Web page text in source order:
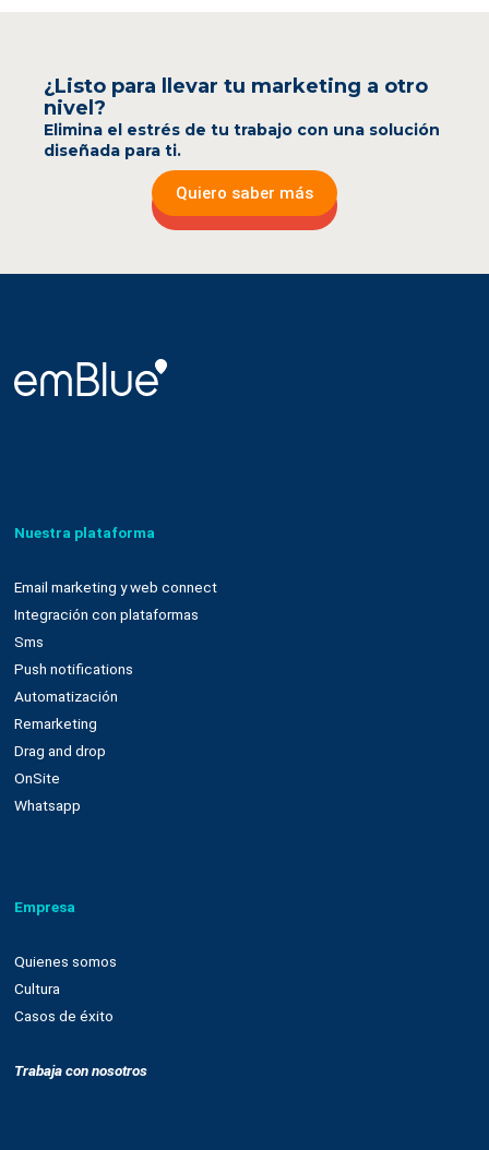
¿Listo para llevar tu marketing a otro
nivel?
Elimina el estrés de tu trabajo con una solución
diseñada para ti.
Quiero saber más